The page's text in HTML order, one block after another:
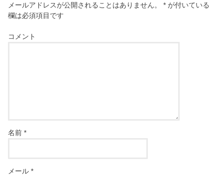
メールアドレスが公開されることはありません。 * が付いている
欄は必須項目です
コメント
名前*
メール*